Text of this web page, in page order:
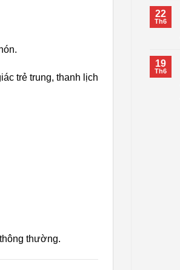
trẻ trung, thanh lịch
thường.
22
Th6
19
Th6